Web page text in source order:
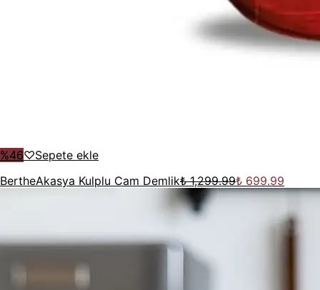
%46♡Sepete ekle
Berthe Akasya Kulplu Cam Demlik₺ 1,299.99₺ 699.99